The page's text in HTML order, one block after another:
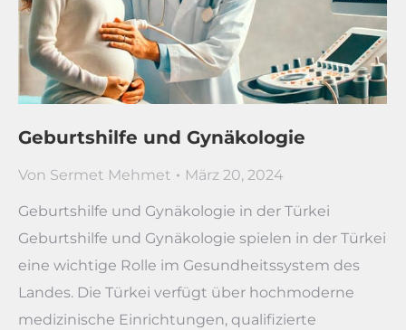
Geburtshilfe und Gynäkologie
Von Sermet Mehmet März 20, 2024
Geburtshilfe und Gynäkologie in der Türkei
Geburtshilfe und Gynäkologie spielen in der Türkei
eine wichtige Rolle im Gesundheitssystem des
Landes. Die Türkei verfügt über hochmoderne
medizinische Einrichtungen, qualifizierte